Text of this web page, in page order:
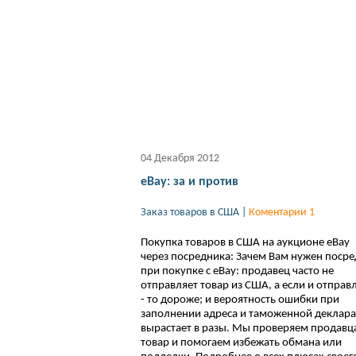
04 Декабря 2012
eBay: за и против
Заказ товаров в США Коментарии 1
Покупка товаров в США на аукционе eBay
через посредника: Зачем Вам нужен
при покупке с еВау: продавец часто не
отправляет товар из США, а если и
- то дороже; и вероятность ошибки при
заполнении адреса и таможенной
вырастает в разы. Мы проверяем
товар и помогаем избежать обмана или